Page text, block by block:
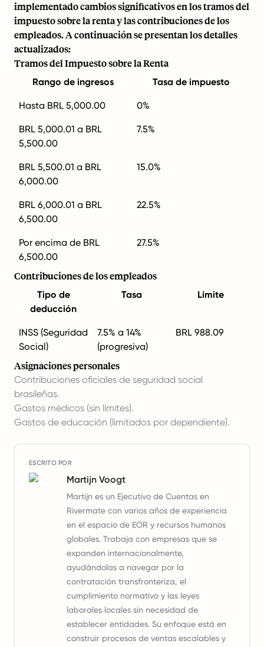
implementado cambios significativos en los tramos del
impuesto sobre la renta y las contribuciones de los
empleados. A continuación se presentan los detalles
actualizados:
Tramos del Impuesto sobre la Renta
Rango de ingresos Tasa de impuesto
Hasta BRL 5,000.00 0%
BRL 5,000.01 a BRL
5,500.00
7.5%
BRL 5,500.01 a BRL
6,000.00
15.0%
BRL 6,000.01 a BRL
6,500.00
22.5%
Por encima de BRL
6,500.00
27.5%
Contribuciones de los empleados
Tipo de
deducción
Tasa Límite
INSS (Seguridad
Social)
7.5% a 14%
(progresiva)
BRL 988.09
Asignaciones personales
Contribuciones oficiales de seguridad social
brasileñas.
Gastos médicos (sin límites).
Gastos de educación (limitados por dependiente).
ESCRITO POR
Martijn Voogt
Martijn es un Ejecutivo de Cuentas en
Rivermate con varios años de experiencia
en el espacio de EOR y recursos humanos
globales. Trabaja con empresas que se
expanden internacionalmente,
ayudándolas a navegar por la
contratación transfronteriza, el
cumplimiento normativo y las leyes
laborales locales sin necesidad de
establecer entidades. Su enfoque está en
construir procesos de ventas escalables y